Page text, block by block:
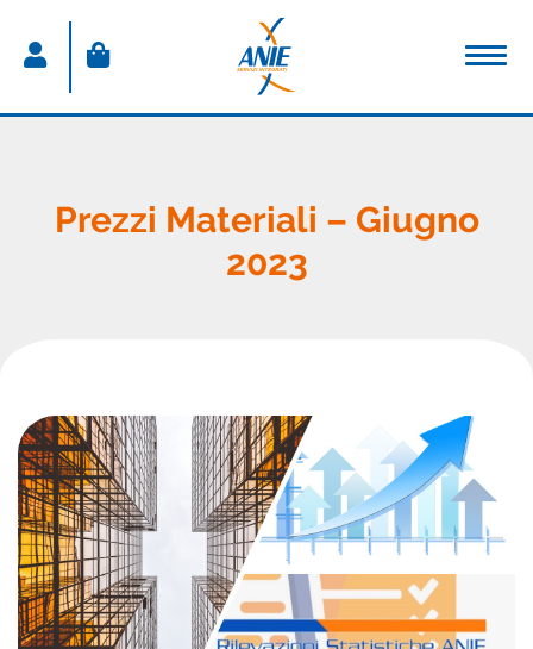
Sei un nuovo utente?
CREA IL TUO ACCOUNT
Prezzi Materiali – Giugno
2023